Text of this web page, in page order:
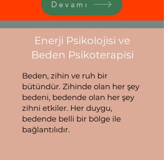
Devamı
Enerji Psikolojisi ve
Beden Psikoterapisi
Beden, zihin ve ruh bir
bütündür. Zihinde olan her şey
bedeni, bedende olan her şey
zihni etkiler. Her duygu,
bedende belli bir bölge ile
bağlantılıdır.